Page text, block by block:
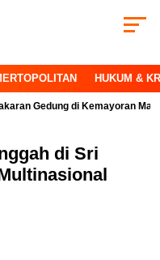
HUKUM &
di Kemayoran Makin Kritis
di Sri